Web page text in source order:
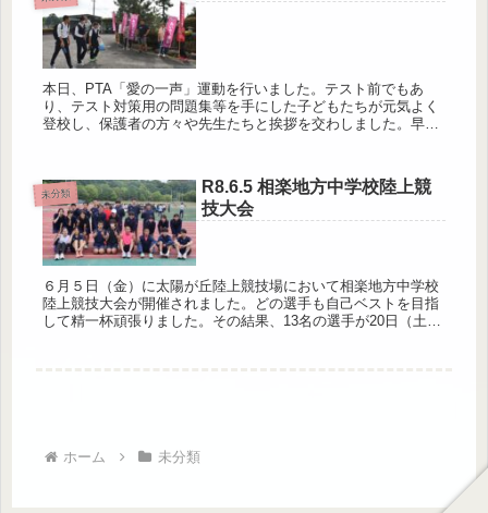
本日、PTA「愛の一声」運動を行いました。テスト前でもあ
り、テスト対策用の問題集等を手にした子どもたちが元気よく
登校し、保護者の方々や先生たちと挨拶を交わしました。早朝
未分類
R8.6.5 相楽地方中学校陸上競
技大会
６月５日（金）に太陽が丘陸上競技場において相楽地方中学校
陸上競技大会が開催されました。どの選手も自己ベストを目指
して精一杯頑張りました。その結果、13名の選手が20日（土）
ホーム 未分類